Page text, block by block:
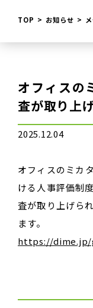
TOP お知らせ
オフィスの
査が取り上
2025.12.04
オフィスのミカ
ける人事評価制
査が取り上げら
ます。
https://dime.jp/